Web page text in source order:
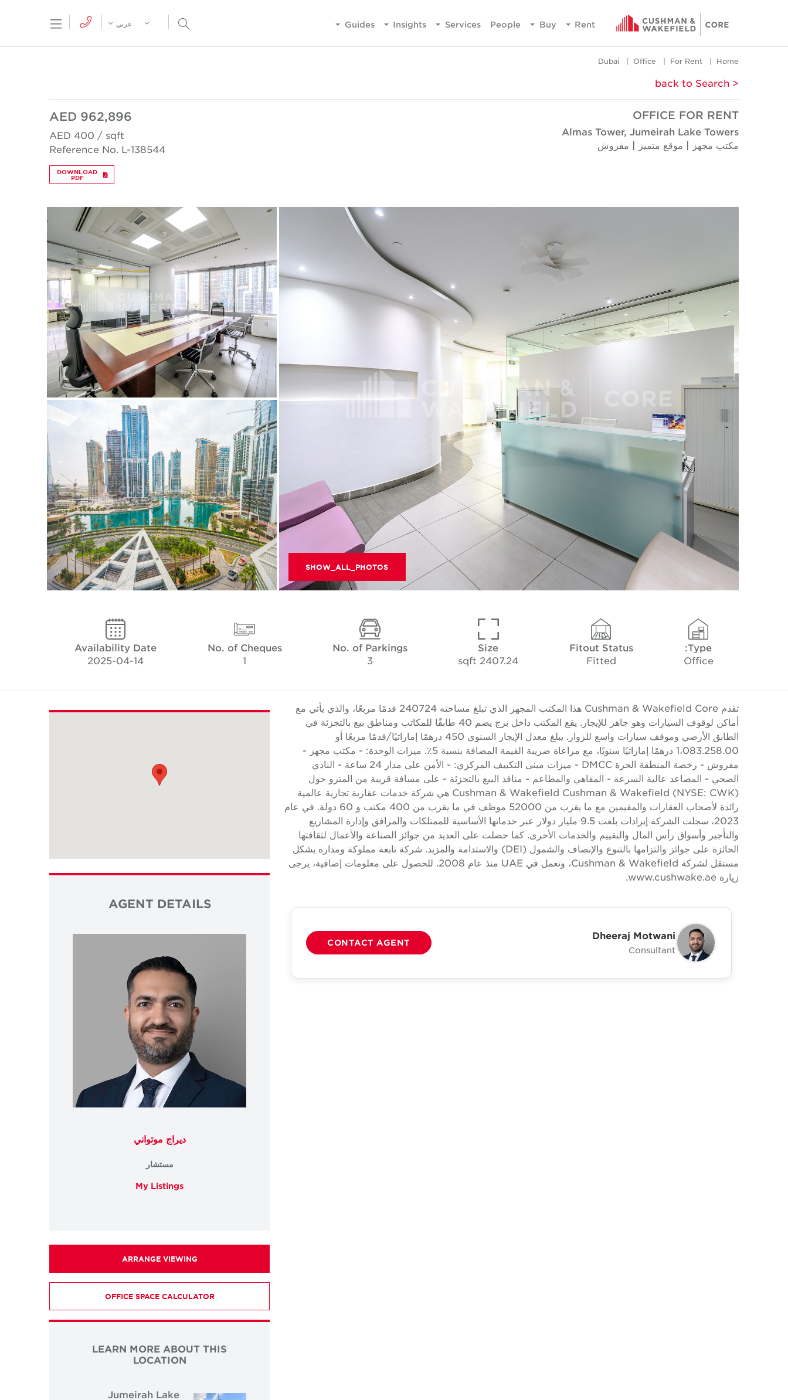
Rent
Buy
People
Services
Insights
Guides
Menu Open Search Menu
عربي
Home
For Rent
Office
Dubai
< back to Search
OFFICE FOR RENT
Almas Tower, Jumeirah Lake Towers
مكتب مجهز | موقع متميز | مفروش
AED 962,896
AED 400 / sqft
Reference No. L-138544
DOWNLOAD
PDF
SHOW_ALL_PHOTOS
Type:
Office
Fitout Status
Fitted
Size
2407.24 sqft
No. of Parkings
3
No. of Cheques
1
Availability Date
2025-04-14
تقدم Cushman & Wakefield Core هذا المكتب المجهز الذي تبلغ مساحته 240724 قدمًا مربعًا، والذي يأتي مع
أماكن لوقوف السيارات وهو جاهز للإيجار. يقع المكتب داخل برج يضم 40 طابقًا للمكاتب ومناطق بيع بالتجزئة في
الطابق الأرضي وموقف سيارات واسع للزوار. يبلغ معدل الإيجار السنوي 450 درهمًا إماراتيًا/قدمًا مربعًا أو
1،083.258.00 درهمًا إماراتيًا سنويًا، مع مراعاة ضريبة القيمة المضافة بنسبة 5٪. ميزات الوحدة: - مكتب مجهز -
مفروش - رخصة المنطقة الحرة DMCC - ميزات مبنى التكييف المركزي: - الأمن على مدار 24 ساعة - النادي
الصحي - المصاعد عالية السرعة - المقاهي والمطاعم - منافذ البيع بالتجزئة - على مسافة قريبة من المترو حول
Cushman & Wakefield Cushman & Wakefield (NYSE: CWK) هي شركة خدمات عقارية تجارية عالمية
رائدة لأصحاب العقارات والمقيمين مع ما يقرب من 52000 موظف في ما يقرب من 400 مكتب و 60 دولة. في عام
2023، سجلت الشركة إيرادات بلغت 9.5 مليار دولار عبر خدماتها الأساسية للممتلكات والمرافق وإدارة المشاريع
والتأجير وأسواق رأس المال والتقييم والخدمات الأخرى. كما حصلت على العديد من جوائز الصناعة والأعمال لثقافتها
الحائزة على جوائز والتزامها بالتنوع والإنصاف والشمول (DEI) والاستدامة والمزيد. شركة تابعة مملوكة ومدارة بشكل
مستقل لشركة Cushman & Wakefield، وتعمل في UAE منذ عام 2008. للحصول على معلومات إضافية، يرجى
زيارة www.cushwake.ae.
Dheeraj Motwani
Consultant
CONTACT AGENT
AGENT DETAILS
ديراج موتواني
مستشار
My Listings
ARRANGE VIEWING
OFFICE SPACE CALCULATOR
LEARN MORE ABOUT THIS
LOCATION
Jumeirah Lake